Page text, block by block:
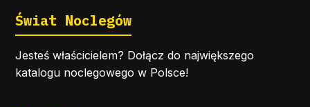
Świat Noclegów
Jesteś właścicielem? Dołącz do największego
katalogu noclegowego w Polsce!